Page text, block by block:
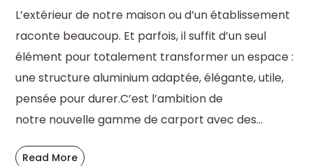
L’extérieur de notre maison ou d’un établissement
raconte beaucoup. Et parfois, il suffit d’un seul
élément pour totalement transformer un espace :
une structure aluminium adaptée, élégante, utile,
pensée pour durer.C’est l’ambition de
notre nouvelle gamme de carport avec des...
Read More